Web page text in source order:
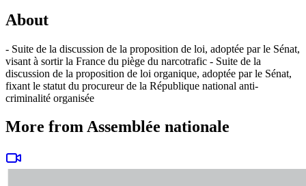
About
- Suite de la discussion de la proposition de loi, adoptée par le Sénat,
visant à sortir la France du piège du narcotrafic - Suite de la
discussion de la proposition de loi organique, adoptée par le Sénat,
fixant le statut du procureur de la République national anti-
criminalité organisée
More from Assemblée nationale